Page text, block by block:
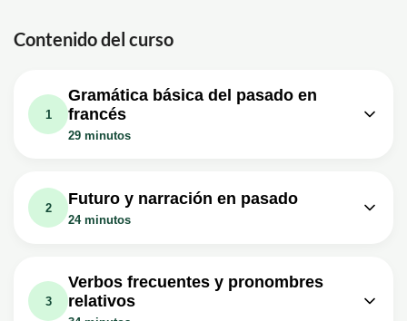
Contenido del curso
1
Gramática básica del pasado en
francés
29 minutos
A2 - COURS 1 : LE PASSÉ COMPOSÉ
FACILE | LA BIOGRAPHIE
Lección en vídeo: ????????FRANÇAIS
A2 - COURS 2 : L'IMPARFAIT FACILE
08m
2
Futuro y narración en pasado
24 minutos
A2 - COURS 4 : LE FUTUR SIMPLE
FACILE EXERCICE INTERACTIF
3
Verbos frecuentes y pronombres
relativos